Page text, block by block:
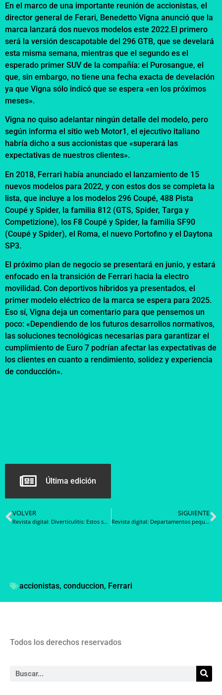
En el marco de una importante reunión de accionistas, el
director general de Ferari, Benedetto Vigna anunció que la
marca lanzará dos nuevos modelos este 2022.El primero
será la versión descapotable del 296 GTB, que se develará
esta misma semana, mientras que el segundo es el
esperado primer SUV de la compañía: el Purosangue, el
que, sin embargo, no tiene una fecha exacta de develación
ya que Vigna sólo indicó que se espera «en los próximos
meses».
Vigna no quiso adelantar ningún detalle del modelo, pero
según informa el sitio web Motor1, el ejecutivo italiano
habría dicho a sus accionistas que «superará las
expectativas de nuestros clientes».
En 2018, Ferrari había anunciado el lanzamiento de 15
nuevos modelos para 2022, y con estos dos se completa la
lista, que incluye a los modelos 296 Coupé, 488 Pista
Coupé y Spider, la familia 812 (GTS, Spider, Targa y
Competizione), los F8 Coupé y Spider, la familia SF90
(Coupé y Spider), el Roma, el nuevo Portofino y el Daytona
SP3.
El próximo plan de negocio se presentará en junio, y estará
enfocado en la transición de Ferrari hacia la electro
movilidad. Con deportivos híbridos ya presentados, el
primer modelo eléctrico de la marca se espera para 2025.
Eso sí, Vigna deja un comentario para que pensemos un
poco: «Dependiendo de los futuros desarrollos normativos,
las soluciones tecnológicas necesarias para garantizar el
cumplimiento de Euro 7 podrían afectar las expectativas de
los clientes en cuanto a rendimiento, solidez y experiencia
de conducción».
Última edición
VOLVER
Revista digital: Diverticulitis: Estos son los síntomas del trastorno gastrointestinal
SIGUIENTE
Revista digital: Departamentos pequeños alcanzan primas por estacionamiento más altas por menor disponibilidad
accionistas, conduccion, Ferrari
Todos los derechos reservados